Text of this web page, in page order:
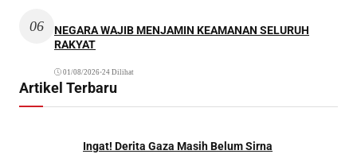
06
NEGARA WAJIB MENJAMIN KEAMANAN SELURUH
RAKYAT
01/08/2026•24 Dilihat
Artikel Terbaru
Ingat! Derita Gaza Masih Belum Sirna